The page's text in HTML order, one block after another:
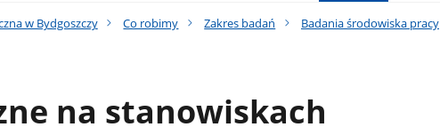
w Bydgoszczy Co robimy Zakres badań
Badania środowiska pracy
na stanowiskach